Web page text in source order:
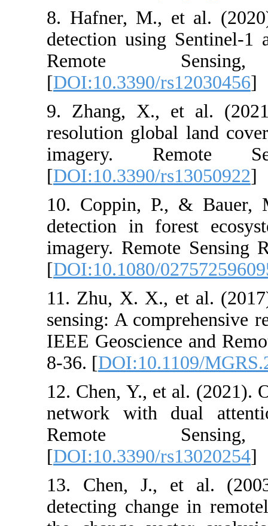
8. Hafner, M.,
detection
[DOI:10.3390/
9. Zhang, X.,
resolution
imagery.
[DOI:10.3390/
10. Coppin,
detection in
imagery.
[DOI:10.1080/
11. Zhu, X.
sensing: A
IEEE
8-36. [
12. Chen, Y.,
network with
[DOI:10.3390/
13. Chen,
detecting